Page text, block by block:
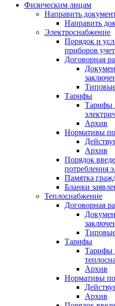
Физическим лицам
Направить
Направить
Электроснабжение
Порядок и
приборов
Договорная
Тарифы
Тарифы
Архив
Нормативы
Архив
Порядок
потребления
Памятка
Бланки
Теплоснабжение
Договорная
Тарифы
Тарифы
Архив
Нормативы
Архив